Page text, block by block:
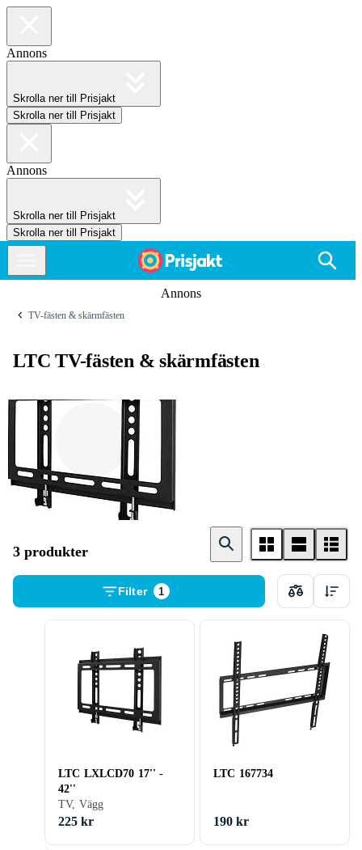
Annons
Skrolla ner till Prisjakt
Skrolla ner till Prisjakt
Annons
Skrolla ner till Prisjakt
Skrolla ner till Prisjakt
Annons
TV-fästen & skärmfästen
LTC TV-fästen & skärmfästen
TV
3 produkter
Filter 1
LTC LXLCD70 17'' -
42''
TV, Vägg
225 kr
LTC 167734
190 kr